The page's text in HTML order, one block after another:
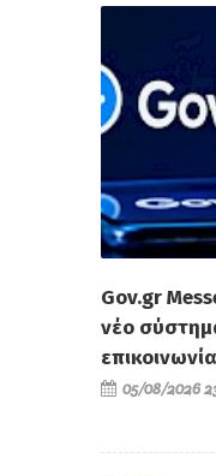
Gov.gr
νέο
05/08/2026